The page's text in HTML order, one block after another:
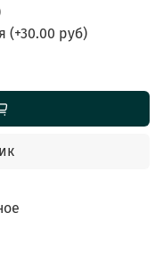
(+30.00 руб)